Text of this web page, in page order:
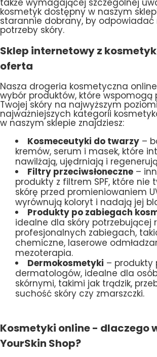
kosmetyk dostępny w naszym
starannie dobrany, by odpowiadać
potrzeby skóry.
Sklep internetowy z
oferta
Nasza drogeria kosmetyczna
wybór produktów, które wspomogą
Twojej skóry na najwyższym
najważniejszych kategorii
w naszym sklepie znajdziesz:
Kosmeceutyki do twarzy –
kremów, serum i masek, które
nawilżają, ujędrniają i
Filtry przeciwsłoneczne –
produkty z filtrem SPF, które nie
skórę przed promieniowaniem
wyrównują koloryt i nadają jej
Produkty po zabiegach
idealne dla skóry potrzebującej
profesjonalnych zabiegach,
chemiczne, laserowe
mezoterapia.
Dermokosmetyki – produkty
dermatologów, idealne dla
skórnymi, takimi jak trądzik,
suchość skóry czy zmarszczki.
Kosmetyki online - dlaczego
YourSkin Shop?